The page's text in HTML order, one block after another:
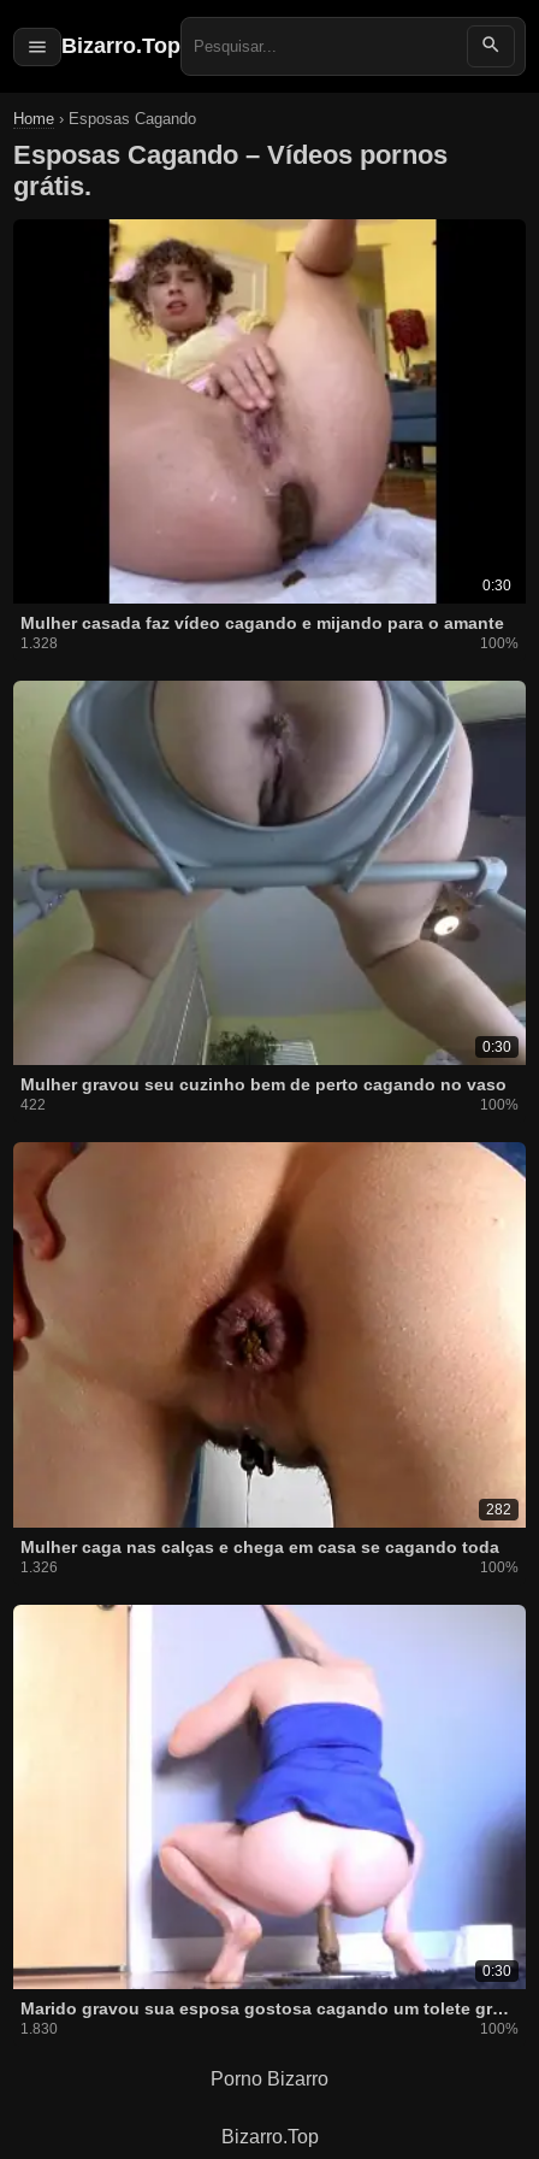
Bizarro.Top
Search
for:
Home › Esposas Cagando
Esposas Cagando – Vídeos pornos
grátis.
0:30
Mulher casada faz vídeo cagando e mijando para o amante
1.328 100%
0:30
Mulher gravou seu cuzinho bem de perto cagando no vaso
422 100%
282
Mulher caga nas calças e chega em casa se cagando toda
1.326 100%
0:30
Marido gravou sua esposa gostosa cagando um tolete grosso
1.830 100%
Porno Bizarro
Bizarro.Top